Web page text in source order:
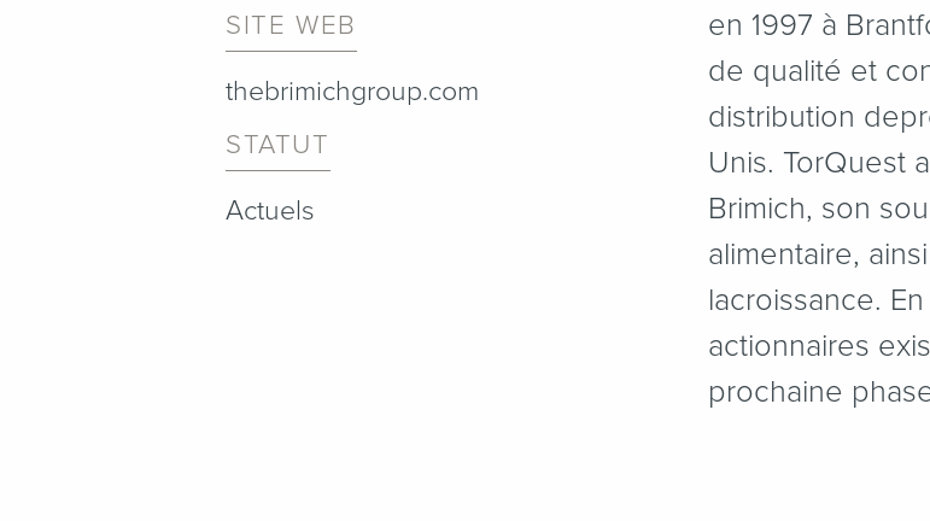
en 1997 à
de qualité et
distribution
Unis. TorQuest
Brimich, son
alimentaire,
lacroissance.
actionnaires
prochaine
SITE WEB
thebrimichgroup.com
STATUT
Actuels